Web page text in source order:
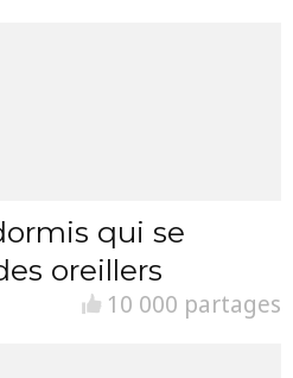
qui se
oreillers
10 000 partages